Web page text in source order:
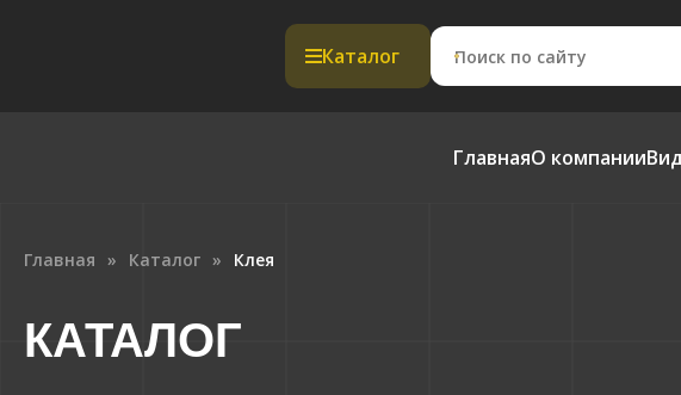
Каталог
ГлавнаяО компании
Главная Каталог Клея
КАТАЛОГ